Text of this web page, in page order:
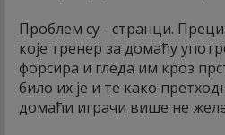
Проблем су - странци.
које тренер за домаћу
форсира и гледа им кроз
било их је и те како
домаћи играчи више не